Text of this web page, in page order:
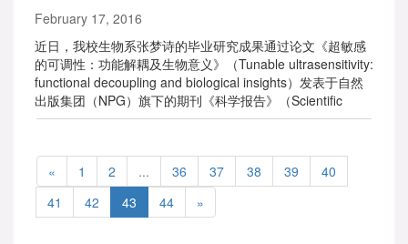
February 17, 2016
近日，我校生物系张梦诗的毕业研究成果通过论文《超敏感
的可调性：功能解耦及生物意义》（Tunable ultrasensitivity:
functional decoupling and biological insights）发表于自然
出版集团（NPG）旗下的期刊《科学报告》（Scientific
Reports）。
« 1 2 ... 36 37 38 39
40
41
42 43 44 »